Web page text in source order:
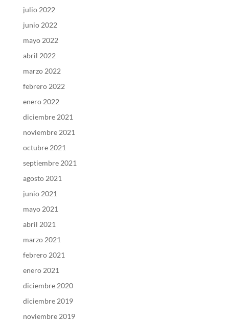
julio 2022
junio 2022
mayo 2022
abril 2022
marzo 2022
febrero 2022
enero 2022
diciembre 2021
noviembre 2021
octubre 2021
septiembre 2021
agosto 2021
junio 2021
mayo 2021
abril 2021
marzo 2021
febrero 2021
enero 2021
diciembre 2020
diciembre 2019
noviembre 2019